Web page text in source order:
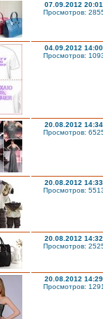
07.09.2012 20:01
Просмотров:
04.09.2012 14:00
Просмотров:
20.08.2012 14:34
Просмотров:
20.08.2012 14:33
Просмотров:
20.08.2012 14:32
Просмотров:
20.08.2012 14:29
Просмотров: